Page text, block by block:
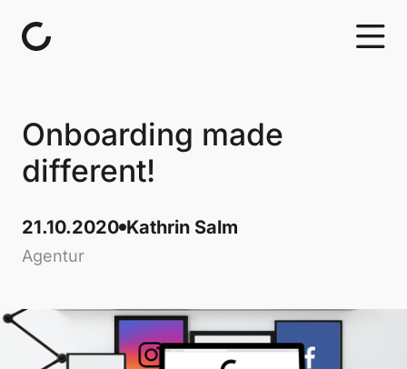
Onboarding made
different!
21.10.2020 Kathrin Salm
Agentur